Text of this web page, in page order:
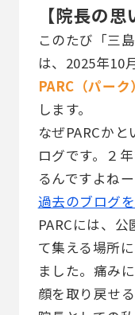
【院長の
このたび「三
は、2025年10
PARC（パーク）
します。
なぜPARCか
ログです。２
るんですよねー
過去のブログ
PARCには、
て集える場所
ました。痛み
顔を取り戻せ